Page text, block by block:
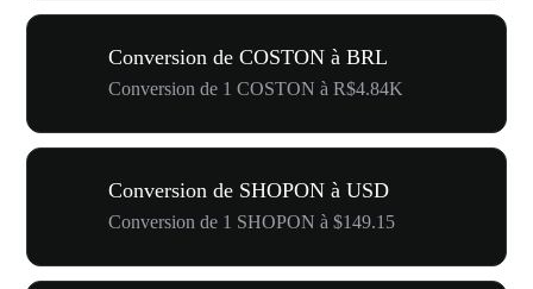
Conversion de COSTON à BRL
Conversion de 1 COSTON à R$4.84K
Conversion de SHOPON à USD
Conversion de 1 SHOPON à $149.15